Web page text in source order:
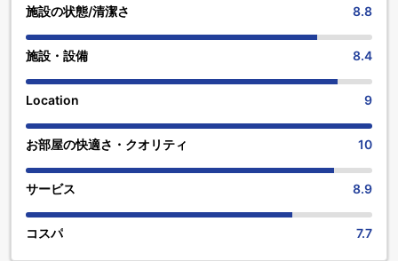
施設の状態/清潔さ 8.8
施設・設備 8.4
Location 9
お部屋の快適さ・クオリティ 10
サービス 8.9
コスパ 7.7